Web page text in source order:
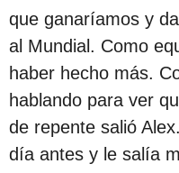
l
i
c
a
c
i
que ganaríamos y
al Mundial. Como
haber hecho más.
hablando para ver
de repente salió
día antes y le salía